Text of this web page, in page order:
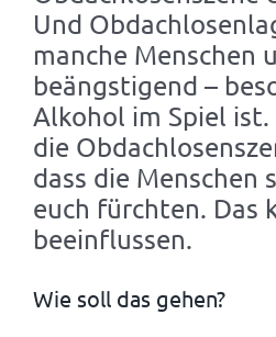
Und
manche Menschen
beängstigend –
Alkohol im Spiel
die
dass die Menschen
euch fürchten. Das
beeinflussen.
Wie soll das gehen?